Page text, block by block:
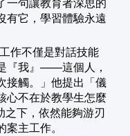
有它，學習體驗永遠
作不僅是對話技能
『我』——這個人，
接觸。」他提出「儀
心不在於教學生怎麼
之下，依然能夠游刃
主工作。